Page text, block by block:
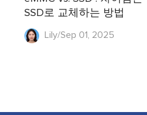
SSD로 교체하는 방법
Lily/Sep 01, 2025